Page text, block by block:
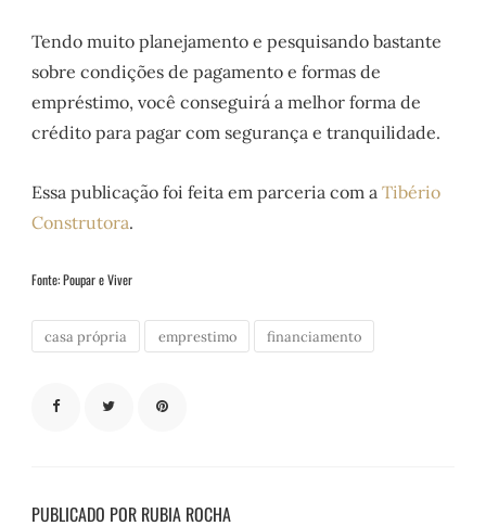
Tendo muito planejamento e pesquisando bastante
sobre condições de pagamento e formas de
empréstimo, você conseguirá a melhor forma de
crédito para pagar com segurança e tranquilidade.
Essa publicação foi feita em parceria com aTibério
Construtora.
Fonte: Poupar e Viver
casa própria emprestimo financiamento
PUBLICADO POR RUBIA ROCHA